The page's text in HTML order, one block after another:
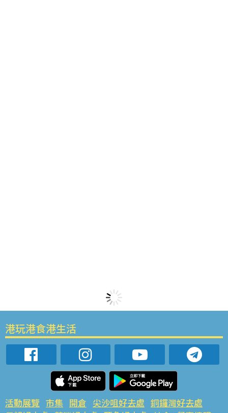
港玩港食港生活
活動展覽 市集 開倉 尖沙咀好去處 銅鑼灣好去處